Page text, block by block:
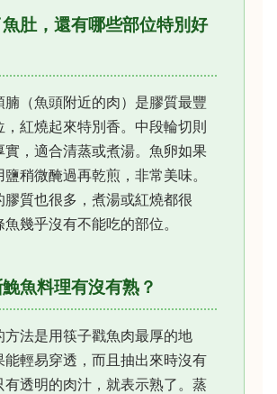
肚，還有哪些部位特別好
腩（魚頭附近的肉）是膠質最豐
，紅燒起來特別香。中段輪切則
實，適合清蒸或煮湯。魚卵如果
鹽稍微醃過再乾煎，非常美味。
膠質也很多，煮湯或紅燒都很
幾乎沒有不能吃的部位。
魚料理有沒有熟？
方法是用筷子戳魚肉最厚的地
能輕易穿透，而且抽出來時沒有
有透明的肉汁，就表示熟了。蒸